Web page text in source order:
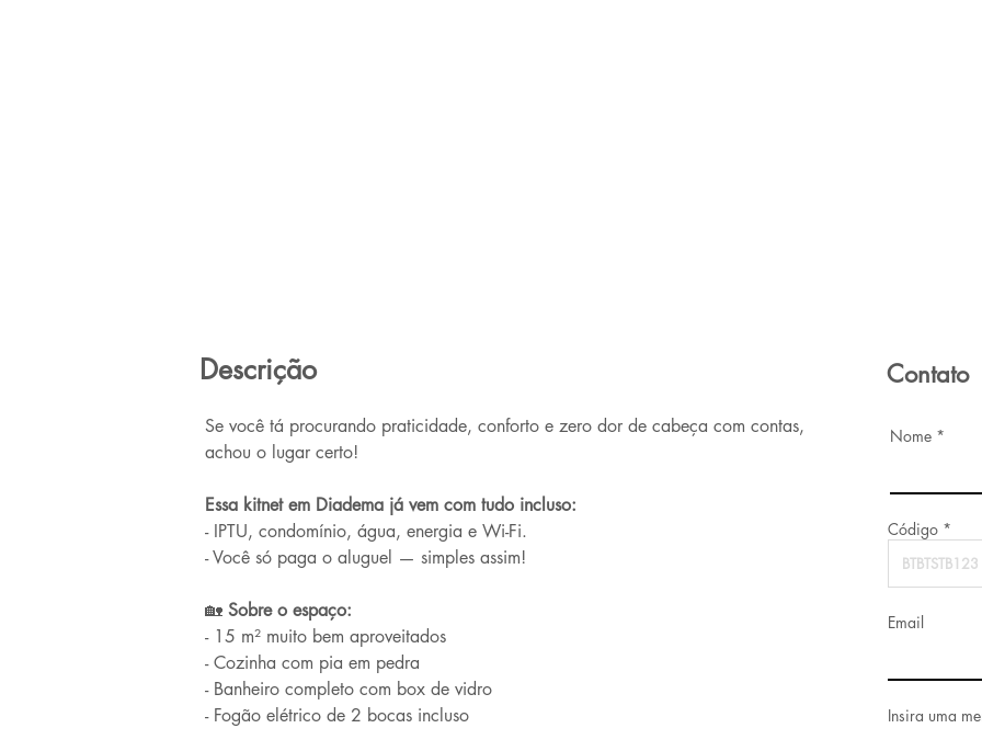
Descrição
Se você tá procurando praticidade, conforto e zero dor de cabeça com contas,
achou o lugar certo!
Essa kitnet em Diadema já vem com tudo incluso:
- IPTU, condomínio, água, energia e Wi-Fi.
- Você só paga o aluguel — simples assim!
🏡 Sobre o espaço:
- 15 m² muito bem aproveitados
- Cozinha com pia em pedra
- Banheiro completo com box de vidro
- Fogão elétrico de 2 bocas incluso
Contato
Nome
Código
Email
Insira uma